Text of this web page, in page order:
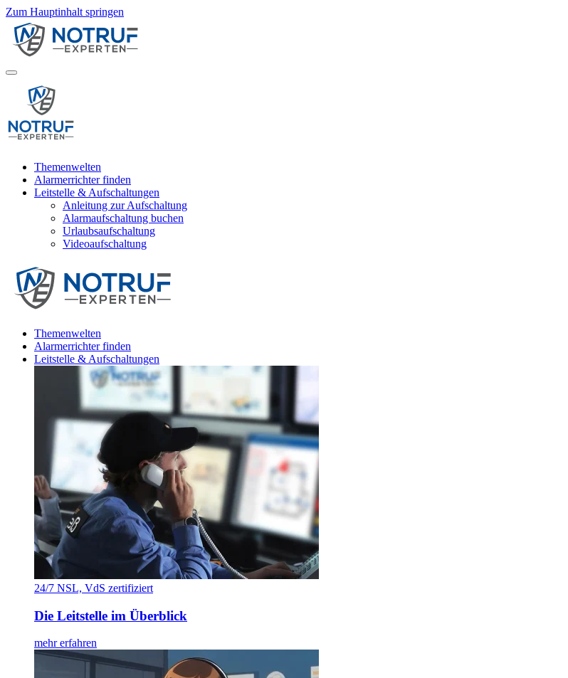
Zum Hauptinhalt springen
Themenwelten
Alarmerrichter finden
Leitstelle & Aufschaltungen
Anleitung zur Aufschaltung
Alarmaufschaltung buchen
Urlaubsaufschaltung
Videoaufschaltung
Themenwelten
Alarmerrichter finden
Leitstelle & Aufschaltungen
24/7 NSL, VdS zertifiziert
Die Leitstelle im Überblick
mehr erfahren